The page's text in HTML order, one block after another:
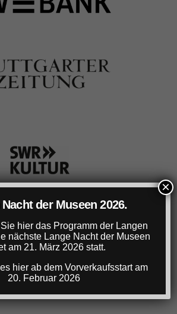
der Museen 2026.
hier das Programm der Langen
nächste Lange Nacht der Museen
am 21. März 2026 statt.
hier ab dem Vorverkaufsstart am
20. Februar 2026
×